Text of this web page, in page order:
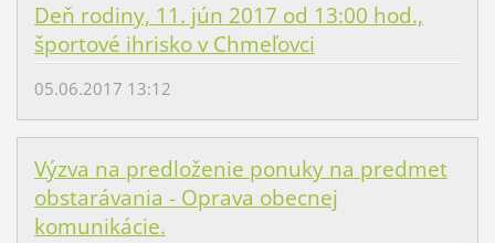
Deň rodiny, 11. jún 2017 od 13:00 hod.,
športové ihrisko v Chmeľovci
05.06.2017 13:12
Výzva na predloženie ponuky na predmet
obstarávania - Oprava obecnej
komunikácie.